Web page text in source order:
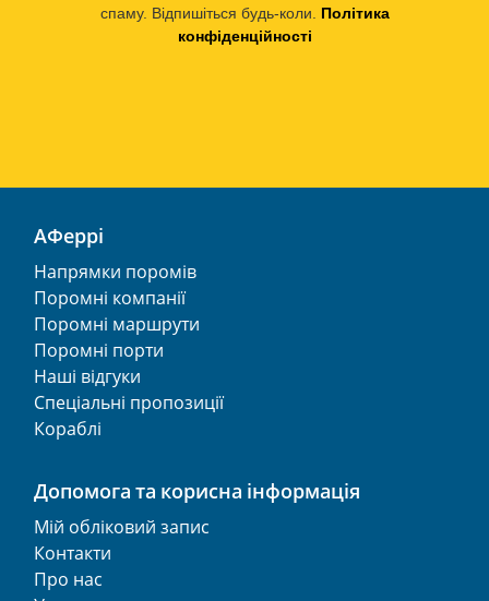
спаму. Відпишіться будь-коли.
Політика
конфіденційності
АФеррі
Напрямки поромів
Поромні компанії
Поромні маршрути
Поромні порти
Наші відгуки
Спеціальні пропозиції
Кораблі
Допомога та корисна інформація
Мій обліковий запис
Контакти
Про нас